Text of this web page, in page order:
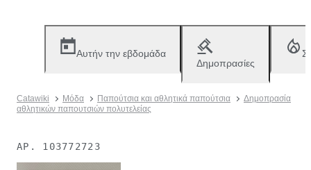
Αυτήν την εβδομάδα
Δημοπρασίες
Catawiki Μόδα Παπούτσια και αθλητικά παπούτσια
Δημοπρασία
αθλητικών παπουτσιών πολυτελείας
ΑΡ. 103772723